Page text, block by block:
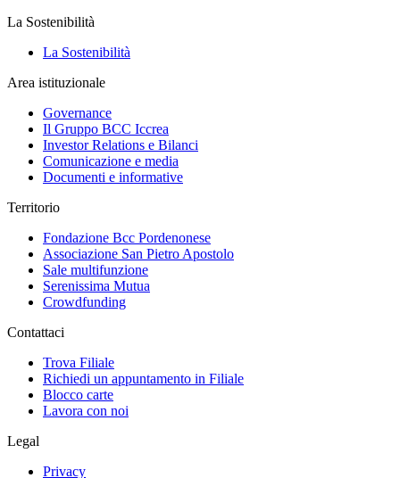
La Sostenibilità
La Sostenibilità
Area istituzionale
Governance
Il Gruppo BCC Iccrea
Investor Relations e Bilanci
Comunicazione e media
Documenti e informative
Territorio
Fondazione Bcc Pordenonese
Associazione San Pietro Apostolo
Sale multifunzione
Serenissima Mutua
Crowdfunding
Contattaci
Trova Filiale
Richiedi un appuntamento in Filiale
Blocco carte
Lavora con noi
Legal
Privacy